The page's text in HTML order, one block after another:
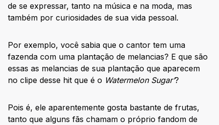
de se expressar, tanto na música e na moda, mas
também por curiosidades de sua vida pessoal.
Por exemplo, você sabia que o cantor tem uma
fazenda com uma plantação de melancias? E que são
essas as melancias de sua plantação que aparecem
no clipe desse hit que é o Watermelon Sugar’?
Pois é, ele aparentemente gosta bastante de frutas,
tanto que alguns fãs chamam o próprio fandom de